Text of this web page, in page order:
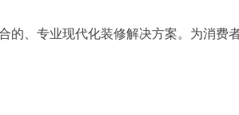
、专业现代化装修解决方案。为消费